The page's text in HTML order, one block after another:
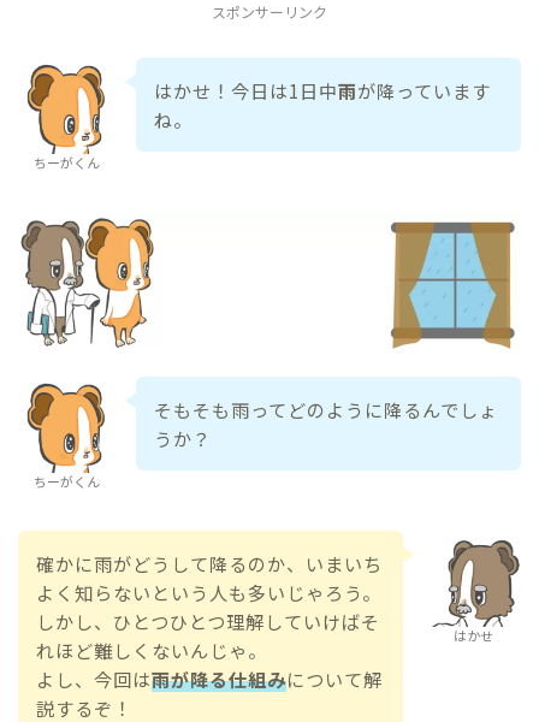
スポンサーリンク
ちーがくん
はかせ！今日は1日中雨が降っています
ね。
ちーがくん
そもそも雨ってどのように降るんでしょ
うか？
はかせ
確かに雨がどうして降るのか、いまいち
よく知らないという人も多いじゃろう。
しかし、ひとつひとつ理解していけばそ
れほど難しくないんじゃ。
よし、今回は雨が降る仕組みについて解
説するぞ！